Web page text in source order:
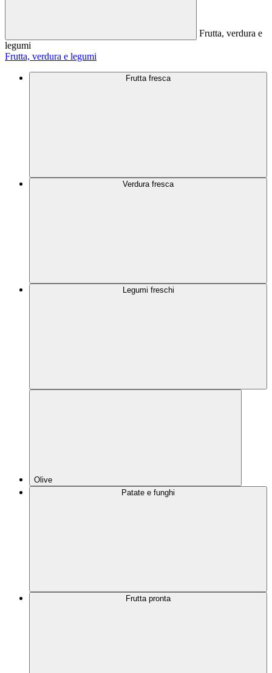
Frutta, verdura e
legumi
Frutta, verdura e legumi
Frutta fresca
Verdura fresca
Legumi freschi
Olive
Patate e funghi
Frutta pronta